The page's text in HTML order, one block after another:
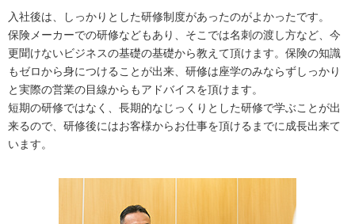
入社後は、しっかりとした研修制度があったのがよかったです。
保険メーカーでの研修などもあり、そこでは名刺の渡し方など、今
更聞けないビジネスの基礎の基礎から教えて頂けます。保険の知識
もゼロから身につけることが出来、研修は座学のみならずしっかり
と実際の営業の目線からもアドバイスを頂けます。
短期の研修ではなく、長期的なじっくりとした研修で学ぶことが出
来るので、研修後にはお客様からお仕事を頂けるまでに成長出来て
います。